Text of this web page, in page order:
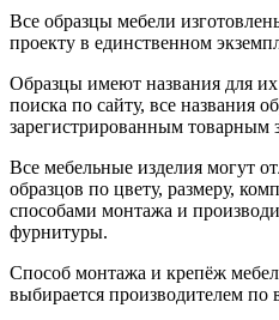
Все образцы мебели
проекту в единственном
Образцы имеют названия для
поиска по сайту, все названия
зарегистрированным товарным
Все мебельные изделия могут
образцов по цвету, размеру,
способами монтажа и
фурнитуры.
Способ монтажа и крепёж
выбирается производителем